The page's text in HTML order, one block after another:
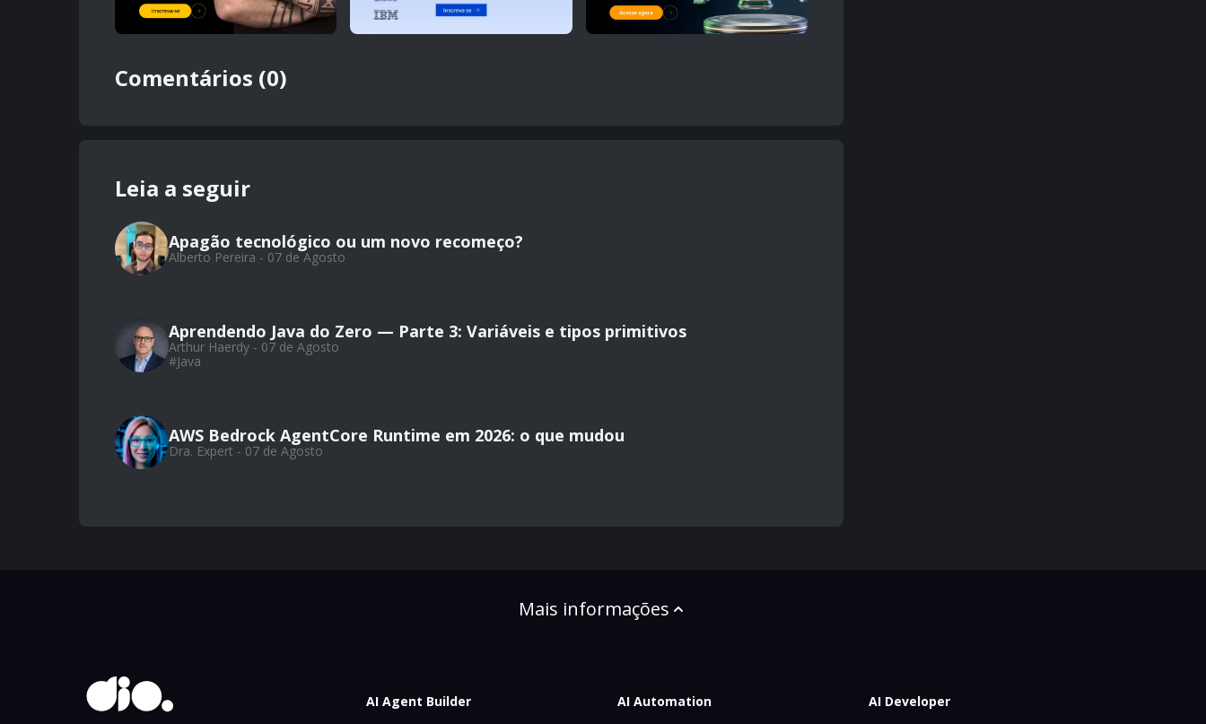
Comentários (0)
Leia a seguir
Apagão tecnológico ou um novo recomeço?
Alberto Pereira - 07 de Agosto
Aprendendo Java do Zero — Parte 3: Variáveis e tipos primitivos
Arthur Haerdy - 07 de Agosto
#Java
AWS Bedrock AgentCore Runtime em 2026: o que mudou
Dra. Expert - 07 de Agosto
Mais informações
AI Agent Builder
AI Automation
AI Developer